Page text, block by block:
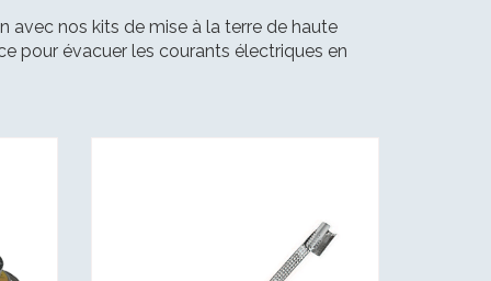
avec nos kits de mise à la terre de haute
pour évacuer les courants électriques en